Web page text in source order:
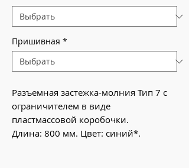
Пришивная *
Разъемная застежка-молния Тип 7 с
ограничителем в виде
пластмассовой коробочки.
Длина: 800 мм. Цвет: синий*.